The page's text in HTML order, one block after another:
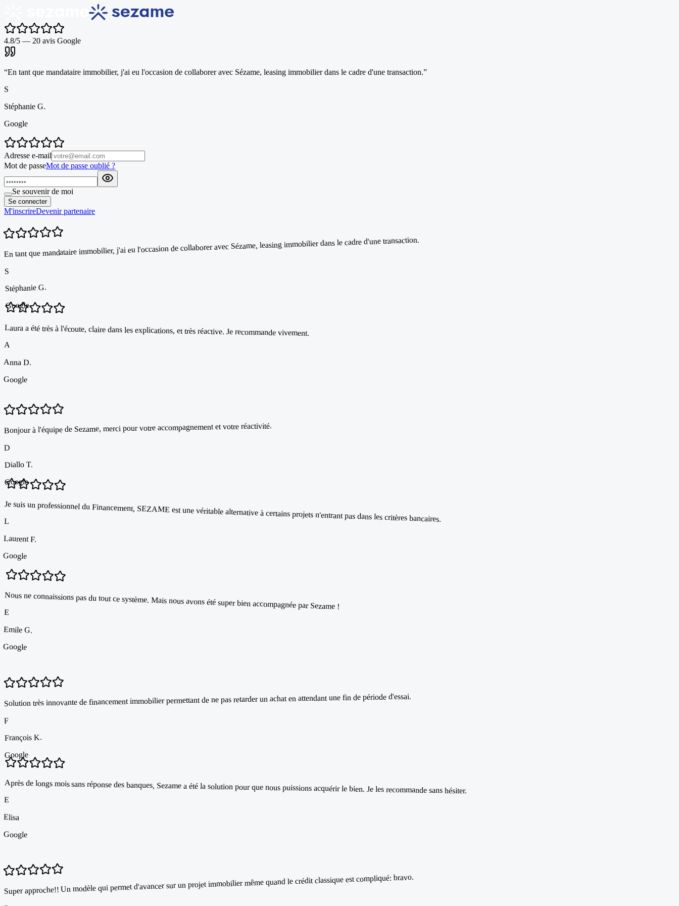
4.8/5 — 20 avis Google
“En tant que mandataire immobilier, j'ai eu l'occasion de collaborer avec Sézame, leasing immobilier dans le cadre d'une transaction.”
S
Stéphanie G.
Google
Adresse e-mail
Mot de passeMot de passe oublié ?
Se souvenir de moi
Se connecter
M'inscrireDevenir partenaire
En tant que mandataire immobilier, j'ai eu l'occasion de collaborer avec Sézame, leasing immobilier dans le cadre d'une transaction.
S
Stéphanie G.
Google
Laura a été très à l'écoute, claire dans les explications, et très réactive. Je recommande vivement.
A
Anna D.
Google
Bonjour à l'équipe de Sezame, merci pour votre accompagnement et votre réactivité.
D
Diallo T.
Google
Je suis un professionnel du Financement, SEZAME est une véritable alternative à certains projets n'entrant pas dans les critères bancaires.
L
Laurent F.
Google
Nous ne connaissions pas du tout ce système. Mais nous avons été super bien accompagnée par Sezame !
E
Emile G.
Google
Solution très innovante de financement immobilier permettant de ne pas retarder un achat en attendant une fin de période d'essai.
F
François K.
Google
Après de longs mois sans réponse des banques, Sezame a été la solution pour que nous puissions acquérir le bien. Je les recommande sans hésiter.
E
Elisa
Google
Super approche!! Un modèle qui permet d'avancer sur un projet immobilier même quand le crédit classique est compliqué: bravo.